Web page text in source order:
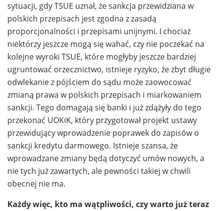
sytuacji, gdy TSUE uznał, że sankcja przewidziana w
polskich przepisach jest zgodna z zasadą
proporcjonalności i przepisami unijnymi. I chociaż
niektórzy jeszcze mogą się wahać, czy nie poczekać na
kolejne wyroki TSUE, które mogłyby jeszcze bardziej
ugruntować orzecznictwo, istnieje ryzyko, że zbyt długie
odwlekanie z pójściem do sądu może zaowocować
zmianą prawa w polskich przepisach i miarkowaniem
sankcji. Tego domagają się banki i już zdążyły do tego
przekonać UOKiK, który przygotował projekt ustawy
przewidujący wprowadzenie poprawek do zapisów o
sankcji kredytu darmowego. Istnieje szansa, że
wprowadzane zmiany będą dotyczyć umów nowych, a
nie tych już zawartych, ale pewności takiej w chwili
obecnej nie ma.
Każdy więc, kto ma wątpliwości, czy warto już teraz